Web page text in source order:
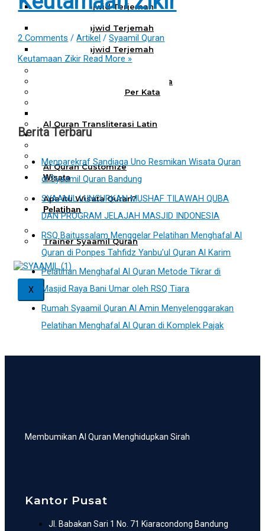
Al Quran Tajwid Terjemah
Al Quran Tajwid Terjemah
Bukhara A5
Al Quran Tajwid Terjemah
Bukhara B5
Al Quran Spesial Wanita Azalia
Al Quran Terjemah Per Kata
Al Quran Transliterasi Latin
Kemitraan
Al Quran Customize
Wisata
Apa itu Wisata Quran?
Pelatihan
Kequranan
Apa itu Pelatihan Quran?
Trainer Syaamil Quran
X
2 Comments /Artikel /Syaamil Quran
Keutamaan Zikir Read More »
Berita Terbaru
Menparekraf Sandiaga Uno Resmikan Wisata Quran
di Syaamil Quran Bandung
SYAAMIL LUNCURKAN MUSHAF TILAWAH QUBA
DAN PROGRAM JELAJAH MASJID INDONESIA
RSQ Baitussalam Menggelar Pelatihan Menghafal Al
Quran di Ponpes Tahfidz Yanbu’ul Quran Al Karim
Pelatihan Menghafal Al Quran Metode Tikrar di
Masjid Raya Bani Umar oleh RSQ Tiara
Rumah Syaamil Quran Al Amin Menyelenggarakan
Pelatihan Menghafal Al Quran di Komplek Pajak
Membumikan Al Quran Menghidupkan Sirah
Kantor Pusat
Jl. Babakan Sari 1 No. 71 Kiaracondong Bandung